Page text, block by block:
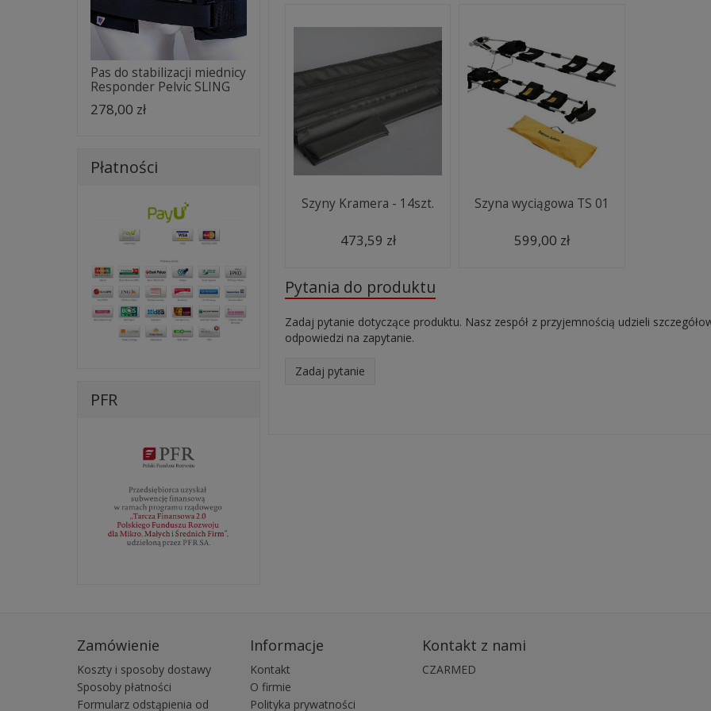
Szyny Kramera - 14szt.
473,59 zł
Szyna wyciągowa TS 01
599,00 zł
Pytania do produktu
Zadaj pytanie dotyczące produktu. Nasz zespół z przyjemnością udzieli
odpowiedzi na zapytanie.
Zadaj pytanie
Pas do stabilizacji miednicy
Responder Pelvic SLING
278,00 zł
Płatności
PFR
Zamówienie
Koszty i sposoby dostawy
Sposoby płatności
Formularz odstąpienia od
Informacje
Kontakt
O firmie
Polityka prywatności
Kontakt z nami
CZARMED